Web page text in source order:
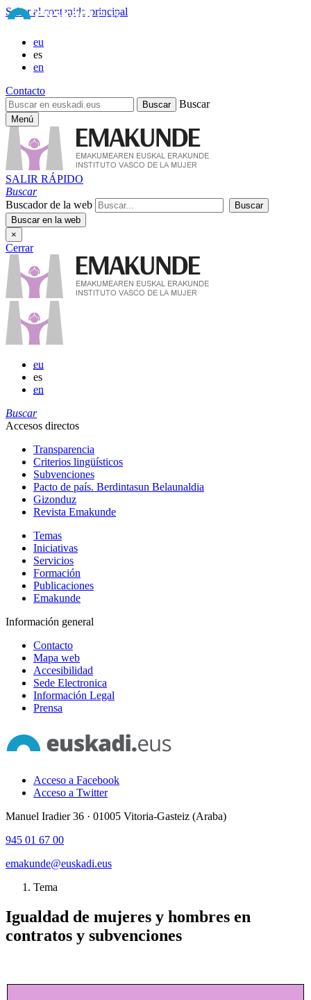
Saltar al contenido principal
eu
es
en
Contacto
Buscar
Menú
SALIR RÁPIDO
Buscar
Buscador de la web
×
Cerrar
eu
es
en
Buscar
Accesos directos
Transparencia
Criterios lingüísticos
Subvenciones
Pacto de país. Berdintasun Belaunaldia
Gizonduz
Revista Emakunde
Temas
Iniciativas
Servicios
Formación
Publicaciones
Emakunde
Información general
Contacto
Mapa web
Accesibilidad
Sede Electronica
Información Legal
Prensa
Acceso a Facebook
Acceso a Twitter
Manuel Iradier 36 · 01005 Vitoria-Gasteiz (Araba)
945 01 67 00
emakunde@euskadi.eus
Tema
Igualdad de mujeres y hombres en
contratos y subvenciones